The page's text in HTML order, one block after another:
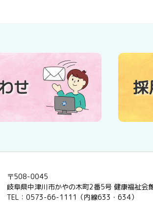
せ
〒508-0045
岐阜県中津川市かやの木町2番5号 健康福祉会
TEL：0573-66-1111（内線633・634）